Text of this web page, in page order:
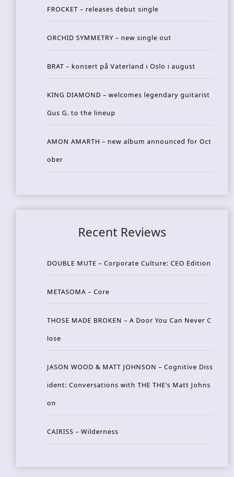
FROCKET – releases debut single
ORCHID SYMMETRY – new single out
BRAT – konsert på Vaterland i Oslo i august
KING DIAMOND – welcomes legendary guitarist
Gus G. to the lineup
AMON AMARTH – new album announced for Oct
ober
Recent Reviews
DOUBLE MUTE – Corporate Culture: CEO Edition
METASOMA – Core
THOSE MADE BROKEN – A Door You Can Never C
lose
JASON WOOD & MATT JOHNSON – Cognitive Diss
ident: Conversations with THE THE’s Matt Johns
on
CAIRISS – Wilderness